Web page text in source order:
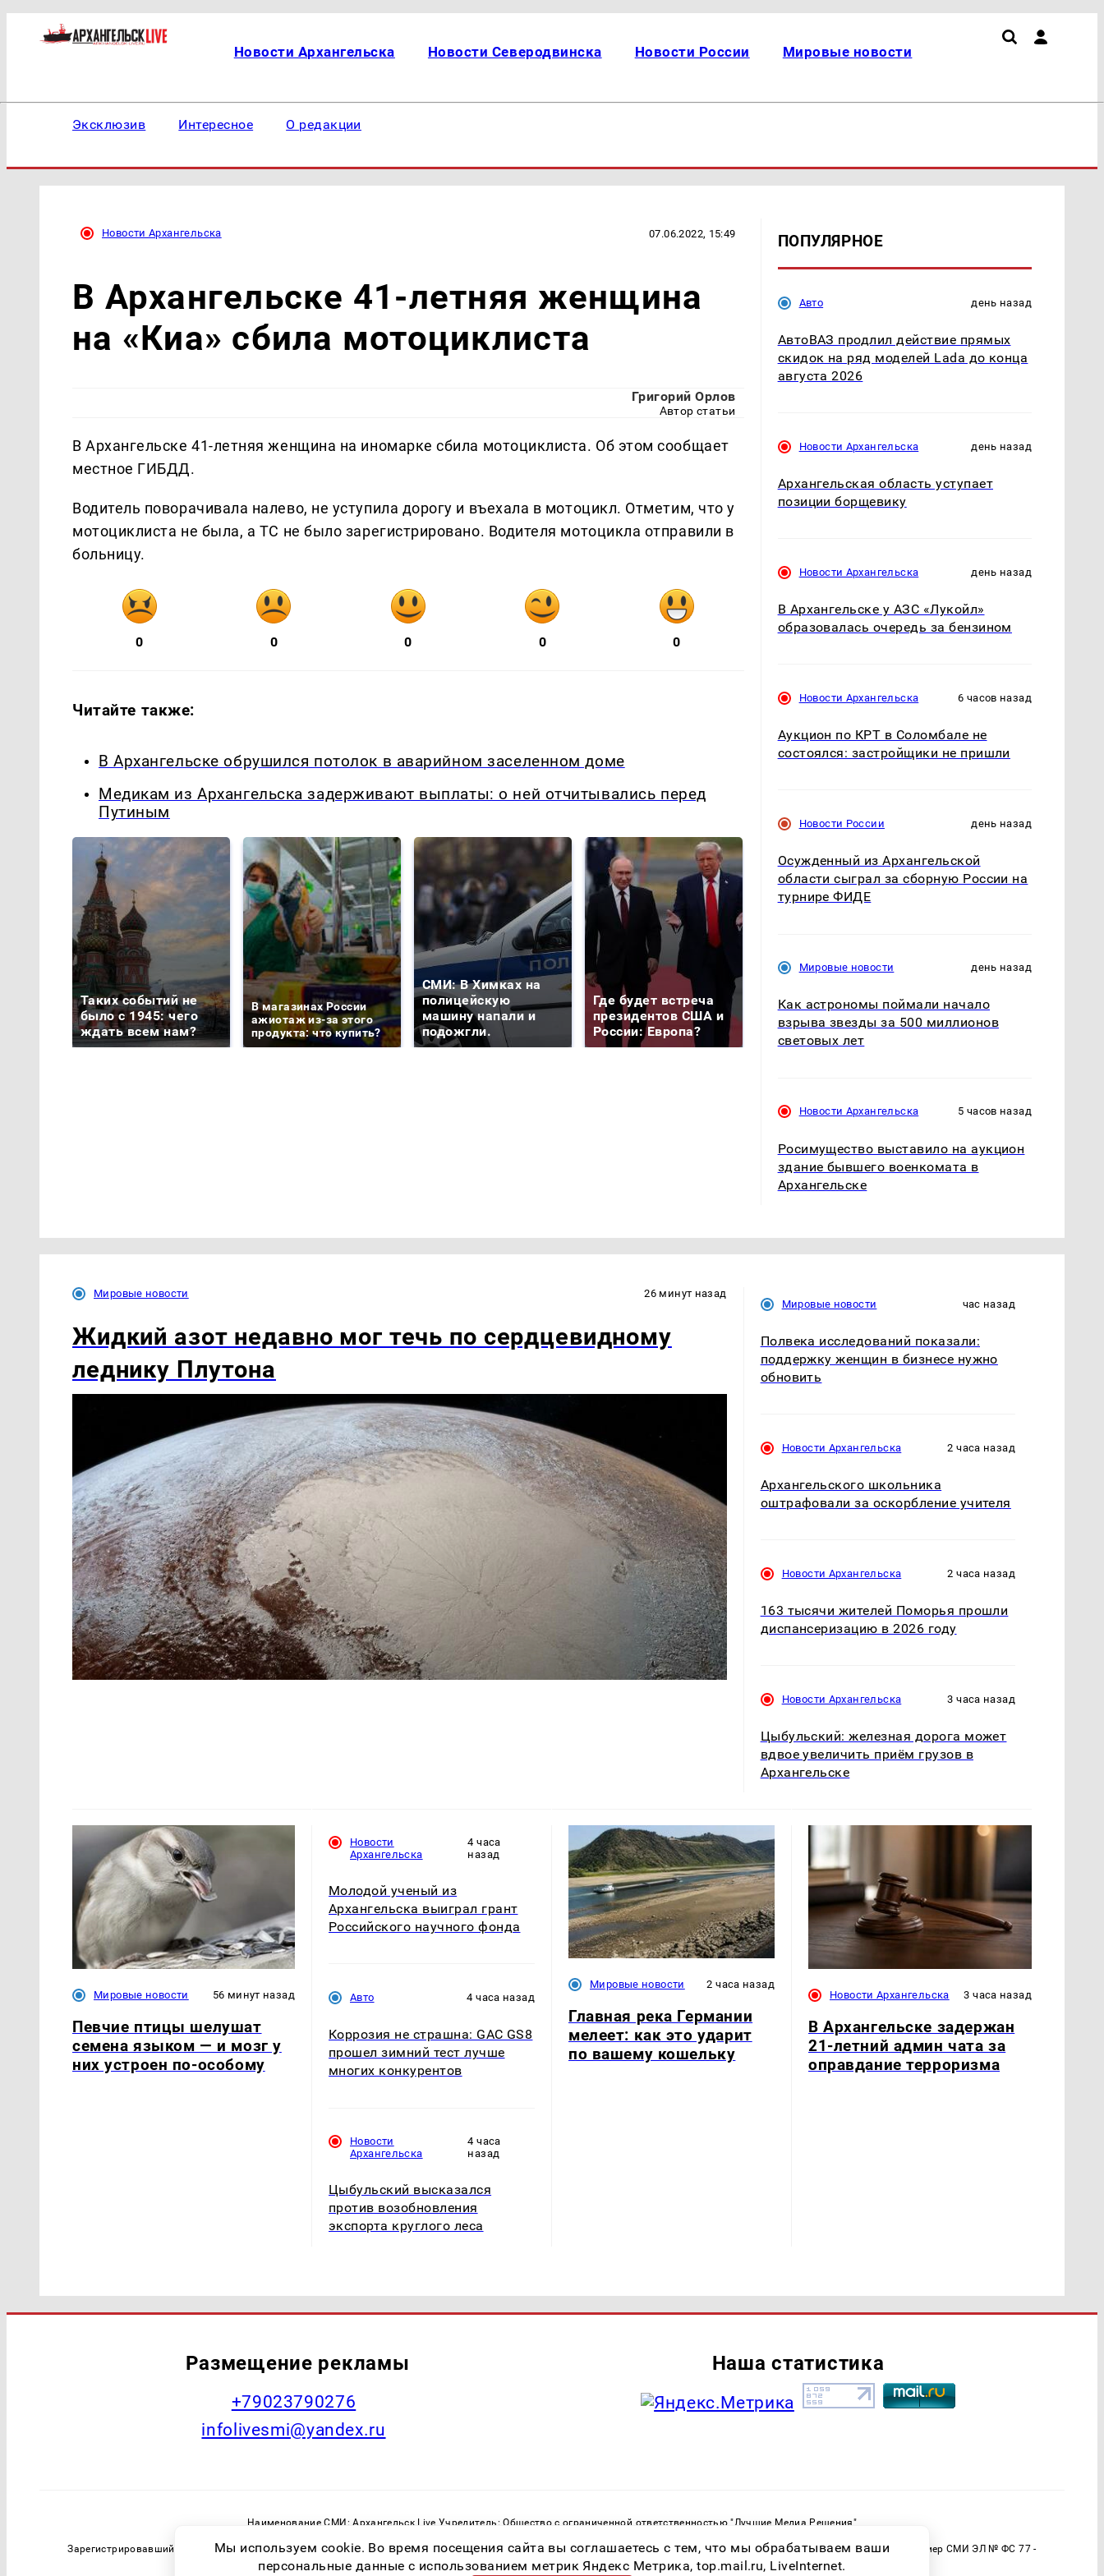
Новости Архангельска Новости Северодвинска Новости России Мировые новости
Эксклюзив Интересное О редакции
Новости Архангельска 07.06.2022, 15:49
В Архангельске 41-летняя женщина
на «Киа» сбила мотоциклиста
Григорий Орлов
Автор статьи
В Архангельске 41-летняя женщина на иномарке сбила мотоциклиста. Об этом сообщает
местное ГИБДД.
Водитель поворачивала налево, не уступила дорогу и въехала в мотоцикл. Отметим, что у
мотоциклиста не была, а ТС не было зарегистрировано. Водителя мотоцикла отправили в
больницу.
0 0 0 0 0
Читайте также:
В Архангельске обрушился потолок в аварийном заселенном доме
Медикам из Архангельска задерживают выплаты: о ней отчитывались перед
Путиным
Таких событий не
было с 1945: чего
ждать всем нам?
В магазинах России
ажиотаж из-за этого
продукта: что купить?
СМИ: В Химках на
полицейскую
машину напали и
подожгли.
Где будет встреча
президентов США и
России: Европа?
Такую зиму в России
никто не ждал: как
так?!
Не ешьте эту
готовую еду из
магазина: список
ПОПУЛЯРНОЕ
Авто день назад
АвтоВАЗ продлил действие прямых
скидок на ряд моделей Lada до конца
августа 2026
Новости Архангельска день назад
Архангельская область уступает
позиции борщевику
Новости Архангельска день назад
В Архангельске у АЗС «Лукойл»
образовалась очередь за бензином
Новости Архангельска 6 часов назад
Аукцион по КРТ в Соломбале не
состоялся: застройщики не пришли
Новости России день назад
Осужденный из Архангельской
области сыграл за сборную России на
турнире ФИДЕ
Мировые новости день назад
Как астрономы поймали начало
взрыва звезды за 500 миллионов
световых лет
Новости Архангельска 5 часов назад
Росимущество выставило на аукцион
здание бывшего военкомата в
Архангельске
Мировые новости 26 минут назад
Жидкий азот недавно мог течь по сердцевидному
леднику Плутона
Мировые новости час назад
Полвека исследований показали:
поддержку женщин в бизнесе нужно
обновить
Новости Архангельска 2 часа назад
Архангельского школьника
оштрафовали за оскорбление учителя
Новости Архангельска 2 часа назад
163 тысячи жителей Поморья прошли
диспансеризацию в 2026 году
Новости Архангельска 3 часа назад
Цыбульский: железная дорога может
вдвое увеличить приём грузов в
Архангельске
Мировые новости 56 минут назад
Певчие птицы шелушат
семена языком — и мозг у
них устроен по-особому
Новости
Архангельска
4 часа
назад
Молодой ученый из
Архангельска выиграл грант
Российского научного фонда
Авто 4 часа назад
Коррозия не страшна: GAC GS8
прошел зимний тест лучше
многих конкурентов
Новости
Архангельска
4 часа
назад
Цыбульский высказался
против возобновления
экспорта круглого леса
Мировые новости 2 часа назад
Главная река Германии
мелеет: как это ударит
по вашему кошельку
Новости Архангельска 3 часа назад
В Архангельске задержан
21-летний админ чата за
оправдание терроризма
Размещение рекламы
+79023790276
infolivesmi@yandex.ru
Наша статистика
Наименование СМИ: Архангельск Live Учредитель: Общество с ограниченной ответственностью "Лучшие Медиа Решения"
Зарегистрировавший орган: Федеральная служба по надзору в сфере связи, информационных технологий и массовых коммуникаций (Роскомнадзор) Регистрационный номер СМИ ЭЛ № ФС 77 -
82533 от 21.01.2022
Мы используем cookie. Во время посещения сайта вы соглашаетесь с тем, что мы обрабатываем ваши
персональные данные с использованием метрик Яндекс Метрика, top.mail.ru, LiveInternet.